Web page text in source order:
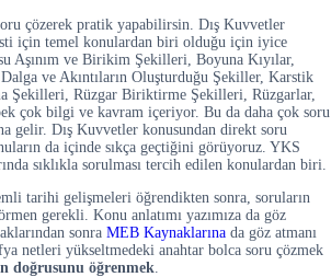
çözerek pratik yapabilirsin. Dış Kuvvetler
için temel konulardan biri olduğu için iyice
Aşınım ve Birikim Şekilleri, Boyuna Kıyılar,
ve Akıntıların Oluşturduğu Şekiller, Karstik
Şekilleri, Rüzgar Biriktirme Şekilleri, Rüzgarlar,
çok bilgi ve kavram içeriyor. Bu da daha çok soru
gelir. Dış Kuvvetler konusundan direkt soru
da içinde sıkça geçtiğini görüyoruz. YKS
sıklıkla sorulması tercih edilen konulardan biri.
tarihi gelişmeleri öğrendikten sonra, soruların
gerekli. Konu anlatımı yazımıza da göz
sonra MEB Kaynaklarına da göz atmanı
netleri yükseltmedeki anahtar bolca soru çözmek
doğrusunu öğrenmek